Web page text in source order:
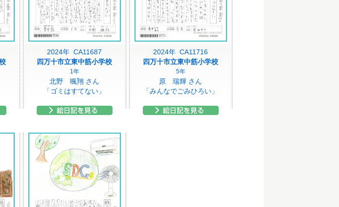
2024年 CA11687
四万十市立東中筋小学校
1年
北野 颯翔 さん
「ゴミはすてない」
2024年 CA11716
四万十市立東中筋小学校
5年
原 瑞輝 さん
「みんなでごみひろい」